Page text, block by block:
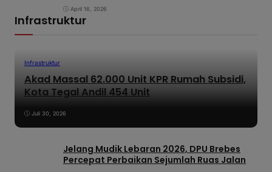
April 16, 2026
Infrastruktur
Infrastruktur
Akad Massal 62.000 Unit KPR Rumah Subsidi,
Kota Tegal Andil 454 Unit
Juli 30, 2026
Jelang Mudik Lebaran 2026, DPU Brebes
Percepat Perbaikan Sejumlah Ruas Jalan